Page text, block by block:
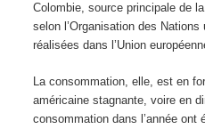
Colombie, source principale de
selon l’Organisation des
réalisées dans l’Union
La consommation, elle, est en
américaine stagnante, voire en
consommation dans l’année